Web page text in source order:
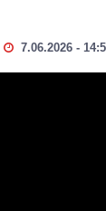
7.06.2026 -